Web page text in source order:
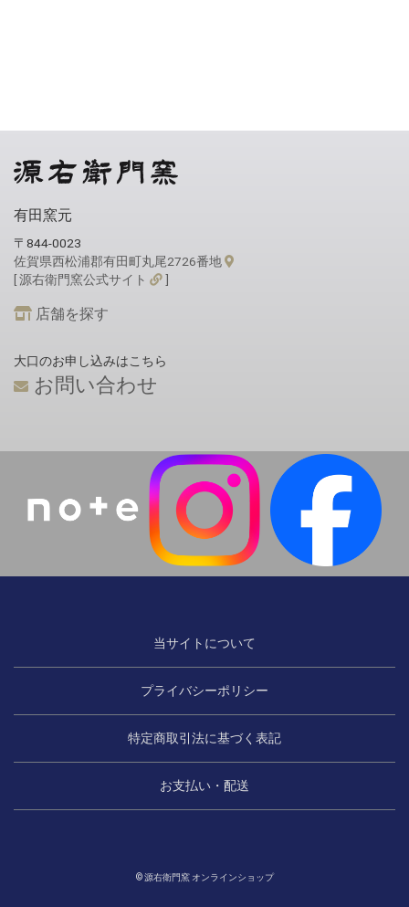
有田窯元
〒844-0023
佐賀県西松浦郡有田町丸尾2726番地
[ 源右衛門窯公式サイト
]
店舗を探す
大口のお申し込みはこちら
お問い合わせ
当サイトについて
プライバシーポリシー
特定商取引法に基づく表記
お支払い・配送
© 源右衛門窯 オンラインショップ